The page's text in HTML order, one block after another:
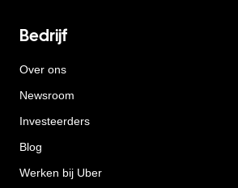
Bedrijf
Over ons
Newsroom
Investeerders
Blog
Werken bij Uber